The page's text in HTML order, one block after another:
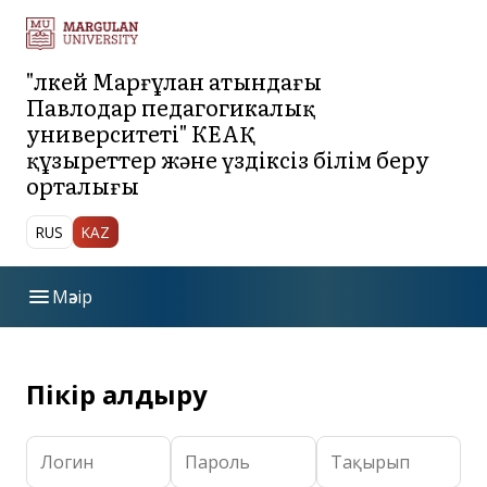
"Әлкей Марғұлан атындағы
Павлодар педагогикалық
университеті" КЕАҚ
құзыреттер және үздіксіз білім беру
орталығы
RUS KAZ
menuМәзір
Қоғамдық талқылауға арналған білім беру
бағдарламаларының жобалары
Пікір қалдыру